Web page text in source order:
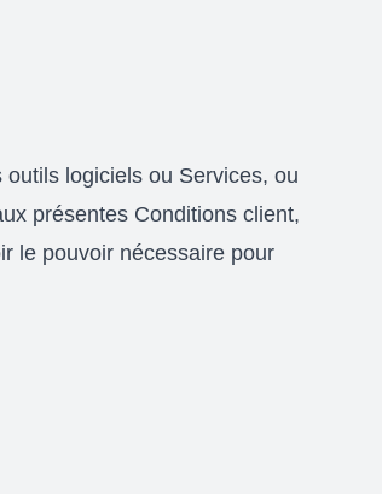
logiciels ou Services, ou
présentes Conditions client,
le pouvoir nécessaire pour